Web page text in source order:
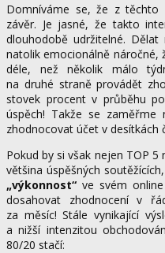
Domníváme se, že z
závěr. Je jasné, že takto
dlouhodobě udržitelné.
natolik emocionálně náročné,
déle, než několik málo
na druhé straně provádět
stovek procent v průběhu
úspěch! Takže se
zhodnocovat účet v desítkách
Pokud by si však nejen TOP
většina úspěšných
„výkonnost“ ve svém
dosahovat zhodnocení v
za měsíc! Stále vynikající
a nižší intenzitou
80/20 stačí: